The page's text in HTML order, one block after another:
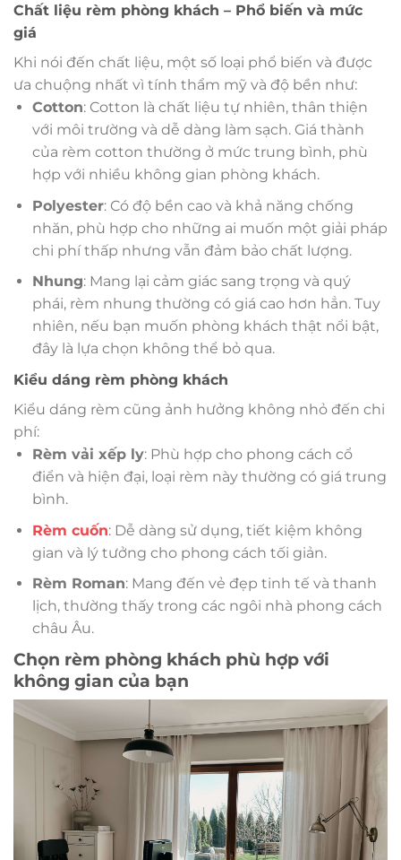
Chất liệu rèm phòng khách – Phổ biến và mức
giá
Khi nói đến chất liệu, một số loại phổ biến và được
ưa chuộng nhất vì tính thẩm mỹ và độ bền như:
Cotton: Cotton là chất liệu tự nhiên, thân thiện
với môi trường và dễ dàng làm sạch. Giá thành
của rèm cotton thường ở mức trung bình, phù
hợp với nhiều không gian phòng khách.
Polyester: Có độ bền cao và khả năng chống
nhăn, phù hợp cho những ai muốn một giải pháp
chi phí thấp nhưng vẫn đảm bảo chất lượng.
Nhung: Mang lại cảm giác sang trọng và quý
phái, rèm nhung thường có giá cao hơn hẳn. Tuy
nhiên, nếu bạn muốn phòng khách thật nổi bật,
đây là lựa chọn không thể bỏ qua.
Kiểu dáng rèm phòng khách
Kiểu dáng rèm cũng ảnh hưởng không nhỏ đến chi
phí:
Rèm vải xếp ly: Phù hợp cho phong cách cổ
điển và hiện đại, loại rèm này thường có giá trung
bình.
Rèm cuốn: Dễ dàng sử dụng, tiết kiệm không
gian và lý tưởng cho phong cách tối giản.
Rèm Roman: Mang đến vẻ đẹp tinh tế và thanh
lịch, thường thấy trong các ngôi nhà phong cách
châu Âu.
Chọn rèm phòng khách phù hợp với
không gian của bạn